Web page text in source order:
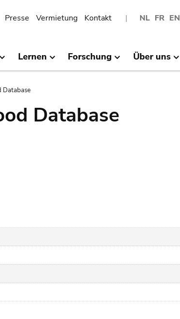
NL FR EN
Presse Vermietung Kontakt
Lernen Forschung Über uns
Database
Database